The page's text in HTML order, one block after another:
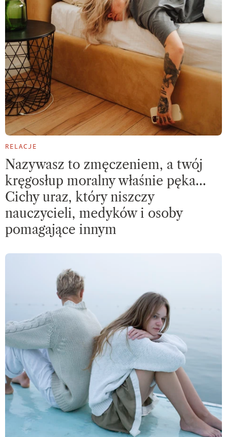
RELACJE
Nazywasz to zmęczeniem, a twój
kręgosłup moralny właśnie pęka…
Cichy uraz, który niszczy
nauczycieli, medyków i osoby
pomagające innym